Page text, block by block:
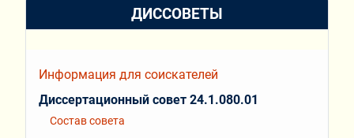
ДИССОВЕТЫ
Информация для соискателей
Диссертационный совет 24.1.080.01
Состав совета